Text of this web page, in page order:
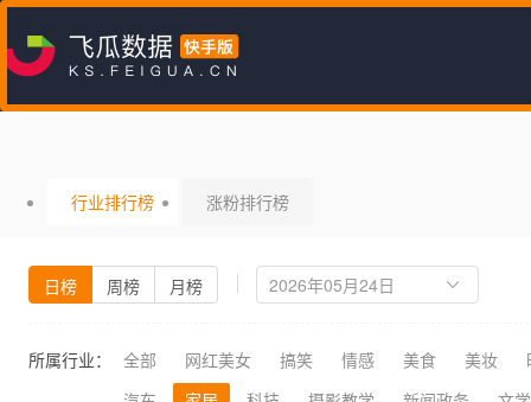
行业排行榜 涨粉排行榜
日榜 周榜 月榜
所属行业： 全部 网红美女 搞笑 情感 美食 美妆